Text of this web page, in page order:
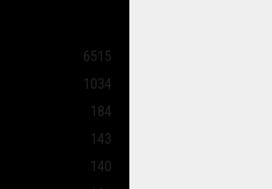
6515
1034
184
143
140